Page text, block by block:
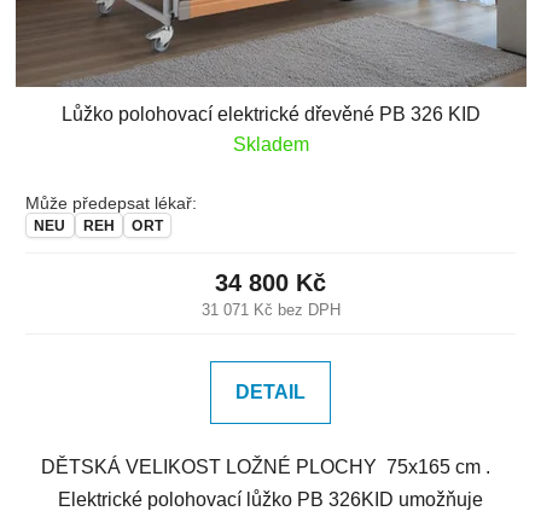
Lůžko polohovací elektrické dřevěné PB 326 KID
Skladem
Může předepsat lékař:
NEU REH ORT
31 071 Kč bez DPH
34 800 Kč
DETAIL
DĚTSKÁ VELIKOST LOŽNÉ PLOCHY 75x165 cm .
Elektrické polohovací lůžko PB 326KID umožňuje